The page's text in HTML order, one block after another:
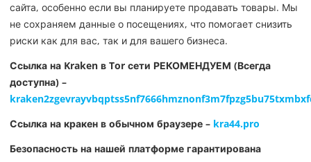
сайта, особенно если вы планируете продавать товары. Мы
не сохраняем данные о посещениях, что помогает снизить
риски как для вас, так и для вашего бизнеса.
Ссылка на Kraken в Tor сети РЕКОМЕНДУЕМ (Всегда
доступна) –
Ссылка на кракен в обычном браузере – kra44.pro
Безопасность на нашей платформе гарантирована